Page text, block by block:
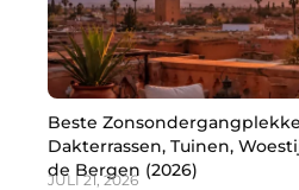
Beste
Dakterrassen, Tuinen,
de Bergen (2026)
JULI 21, 2026